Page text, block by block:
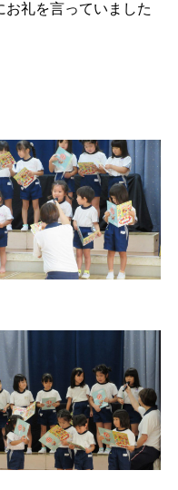
礼を言っていました